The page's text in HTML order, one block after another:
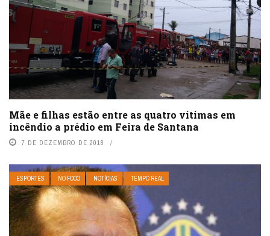
Mãe e filhas estão entre as quatro vítimas em
incêndio a prédio em Feira de Santana
7 DE DEZEMBRO DE 2018
ESPORTES NO FOCO NOTÍCIAS TEMPO REAL